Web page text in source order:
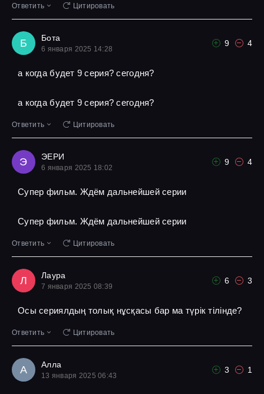
Ответить Цитировать
Б Бота
6 января 2025 14:28
9 4
а когда будет 9 серия? сегодня?
а когда будет 9 серия? сегодня?
Ответить Цитировать
Э ЭЕРИ
6 января 2025 18:02
9 4
Супер фильм. Ждём дальнейшей серии
Супер фильм. Ждём дальнейшей серии
Ответить Цитировать
Л Лаура
7 января 2025 08:39
6 3
Осы сериялдың толық нұсқасы бар ма түрік тілінде?
Ответить Цитировать
А Алла
13 января 2025 06:43
3 1